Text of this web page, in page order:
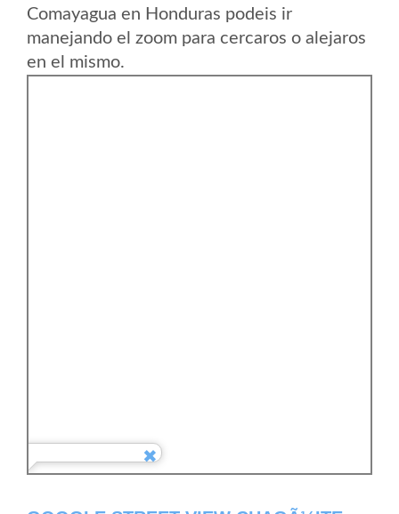
Comayagua en Honduras podeis ir
manejando el zoom para cercaros o alejaros
en el mismo.